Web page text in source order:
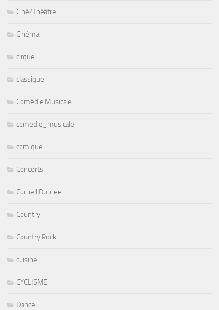
Ciné/Théâtre
Cinéma
cirque
classique
Comédie Musicale
comedie_musicale
comique
Concerts
Cornell Dupree
Country
Country Rock
cuisine
CYCLISME
Dance